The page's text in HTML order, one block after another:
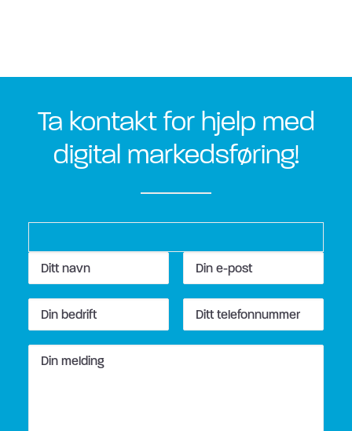
Ta kontakt for hjelp med
digital markedsføring!